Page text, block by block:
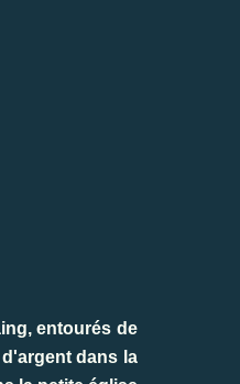
entourés de
dans la